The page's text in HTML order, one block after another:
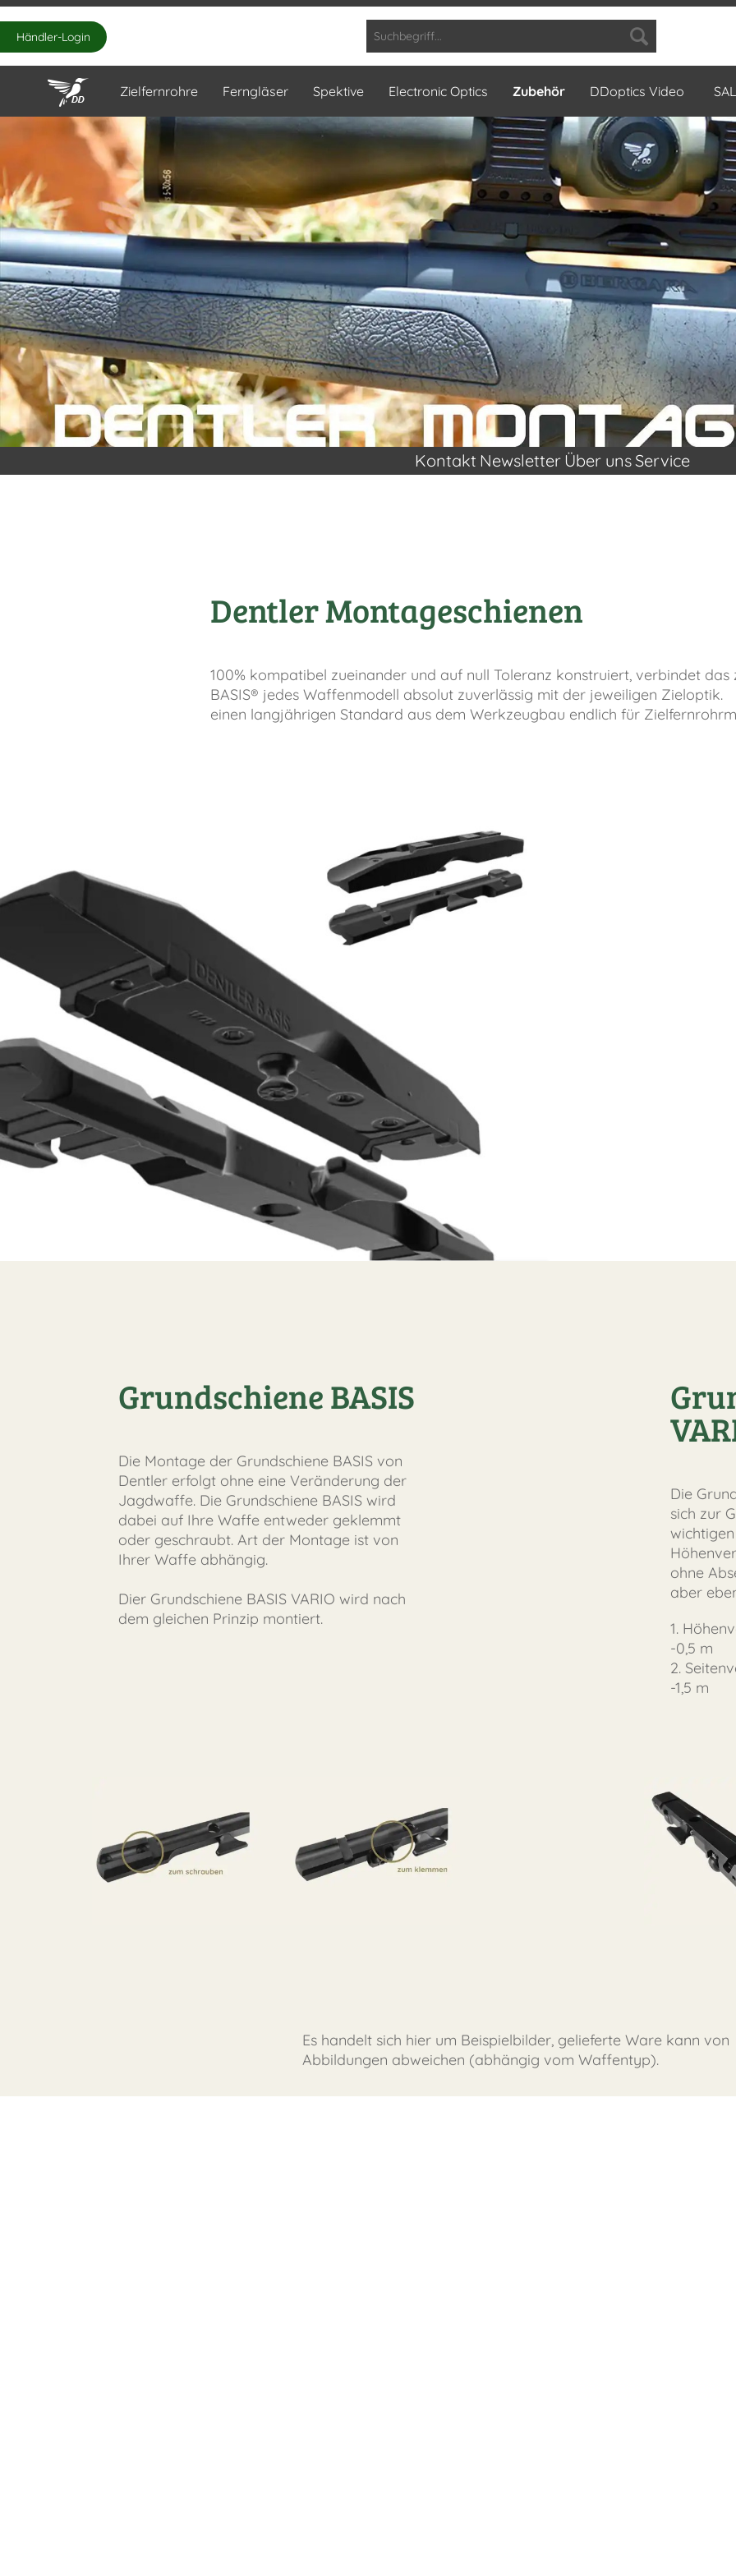
Händler-Login
Zielfernrohre Ferngläser Spektive Electronic Optics Zubehör DDoptics Video
Kontakt Newsletter Über unsService
Dentler Montageschienen
100% kompatibel zueinander und auf null Toleranz konstruiert, verbindet das
BASIS® jedes Waffenmodell absolut zuverlässig mit der jeweiligen
einen langjährigen Standard aus dem Werkzeugbau endlich für
Grundschiene BASIS
Die Montage der Grundschiene BASIS von
Dentler erfolgt ohne eine Veränderung der
Jagdwaffe. Die Grundschiene BASIS wird
dabei auf Ihre Waffe entweder geklemmt
oder geschraubt. Art der Montage ist von
Ihrer Waffe abhängig.
Dier Grundschiene BASIS VARIO wird nach
dem gleichen Prinzip montiert.
Die
sich zur
ohne
aber
1.
-0,5 m
2.
-1,5 m
Es handelt sich hier um Beispielbilder, gelieferte Ware kann von
Abbildungen abweichen (abhängig vom Waffentyp).